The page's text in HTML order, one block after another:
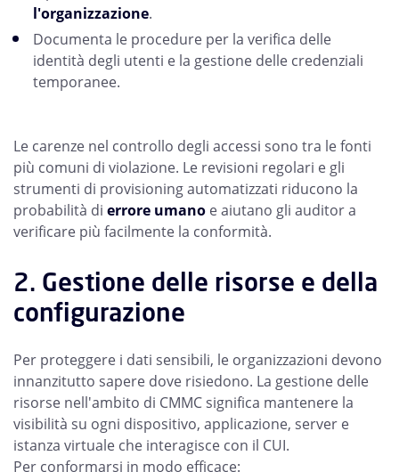
l'organizzazione.
Documenta le procedure per la verifica delle
identità degli utenti e la gestione delle credenziali
temporanee.
Le carenze nel controllo degli accessi sono tra le fonti
più comuni di violazione. Le revisioni regolari e gli
strumenti di provisioning automatizzati riducono la
probabilità di errore umano e aiutano gli auditor a
verificare più facilmente la conformità.
2. Gestione delle risorse e della
configurazione
Per proteggere i dati sensibili, le organizzazioni devono
innanzitutto sapere dove risiedono. La gestione delle
risorse nell'ambito di CMMC significa mantenere la
visibilità su ogni dispositivo, applicazione, server e
istanza virtuale che interagisce con il CUI.
Per conformarsi in modo efficace: